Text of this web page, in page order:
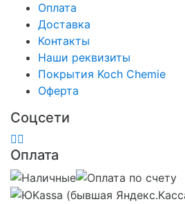
Оплата
Доставка
Контакты
Наши реквизиты
Покрытия Koch Chemie
Оферта
Соцсети
Оплата